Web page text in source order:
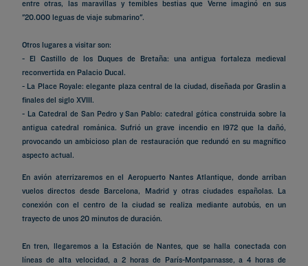
entre otras, las maravillas y temibles bestias que Verne imaginó en sus
"20.000 leguas de viaje submarino".
Otros lugares a visitar son:
- El Castillo de los Duques de Bretaña: una antigua fortaleza medieval
reconvertida en Palacio Ducal.
- La Place Royale: elegante plaza central de la ciudad, diseñada por Graslin a
finales del siglo XVIII.
- La Catedral de San Pedro y San Pablo: catedral gótica construida sobre la
antigua catedral románica. Sufrió un grave incendio en 1972 que la dañó,
provocando un ambicioso plan de restauración que redundó en su magnífico
aspecto actual.
En avión aterrizaremos en el Aeropuerto Nantes Atlantique, donde arriban
vuelos directos desde Barcelona, Madrid y otras ciudades españolas. La
conexión con el centro de la ciudad se realiza mediante autobús, en un
trayecto de unos 20 minutos de duración.
En tren, llegaremos a la Estación de Nantes, que se halla conectada con
líneas de alta velocidad, a 2 horas de París-Montparnasse, a 4 horas de